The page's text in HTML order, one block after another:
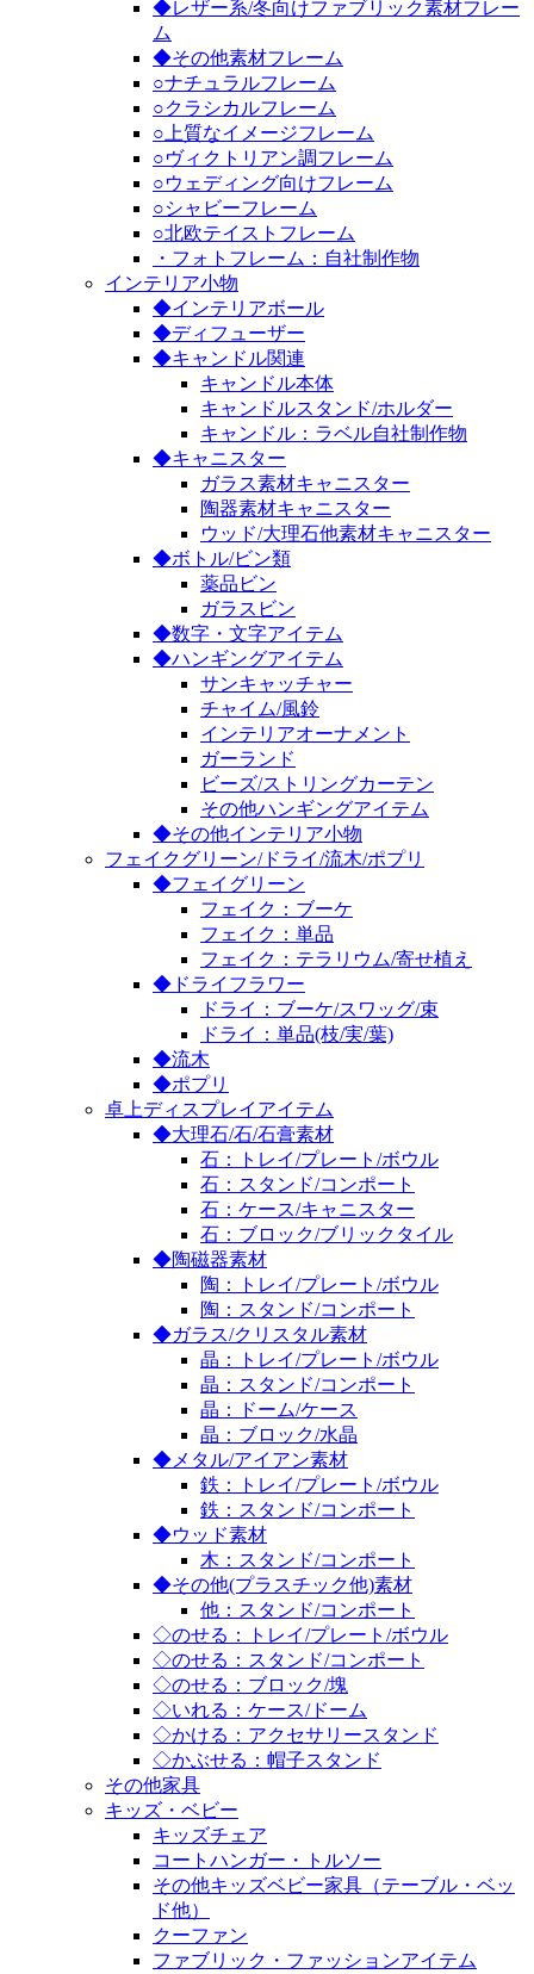
◆レザー系/冬向けファブリック素材フレー
ム
◆その他素材フレーム
○ナチュラルフレーム
○クラシカルフレーム
○上質なイメージフレーム
○ヴィクトリアン調フレーム
○ウェディング向けフレーム
○シャビーフレーム
○北欧テイストフレーム
・フォトフレーム：自社制作物
インテリア小物
◆インテリアボール
◆ディフューザー
◆キャンドル関連
キャンドル本体
キャンドルスタンド/ホルダー
キャンドル：ラベル自社制作物
◆キャニスター
ガラス素材キャニスター
陶器素材キャニスター
ウッド/大理石他素材キャニスター
◆ボトル/ビン類
薬品ビン
ガラスビン
◆数字・文字アイテム
◆ハンギングアイテム
サンキャッチャー
チャイム/風鈴
インテリアオーナメント
ガーランド
ビーズ/ストリングカーテン
その他ハンギングアイテム
◆その他インテリア小物
フェイクグリーン/ドライ/流木/ポプリ
◆フェイグリーン
フェイク：ブーケ
フェイク：単品
フェイク：テラリウム/寄せ植え
◆ドライフラワー
ドライ：ブーケ/スワッグ/束
ドライ：単品(枝/実/葉)
◆流木
◆ポプリ
卓上ディスプレイアイテム
◆大理石/石/石膏素材
石：トレイ/プレート/ボウル
石：スタンド/コンポート
石：ケース/キャニスター
石：ブロック/ブリックタイル
◆陶磁器素材
陶：トレイ/プレート/ボウル
陶：スタンド/コンポート
◆ガラス/クリスタル素材
晶：トレイ/プレート/ボウル
晶：スタンド/コンポート
晶：ドーム/ケース
晶：ブロック/水晶
◆メタル/アイアン素材
鉄：トレイ/プレート/ボウル
鉄：スタンド/コンポート
◆ウッド素材
木：スタンド/コンポート
◆その他(プラスチック他)素材
他：スタンド/コンポート
◇のせる：トレイ/プレート/ボウル
◇のせる：スタンド/コンポート
◇のせる：ブロック/塊
◇いれる：ケース/ドーム
◇かける：アクセサリースタンド
◇かぶせる：帽子スタンド
その他家具
キッズ・ベビー
キッズチェア
コートハンガー・トルソー
その他キッズベビー家具（テーブル・ベッ
ド他）
クーファン
ファブリック・ファッションアイテム